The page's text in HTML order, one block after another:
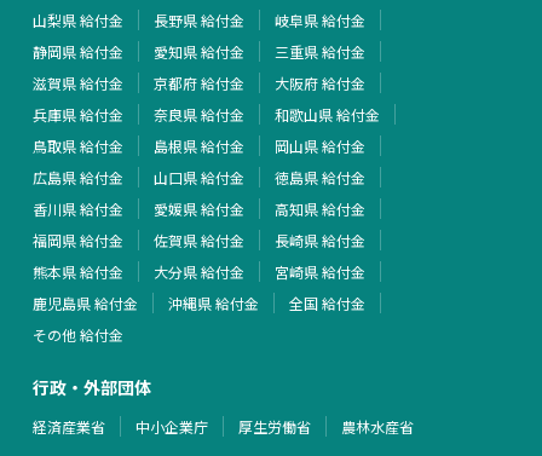
山梨県 給付金
長野県 給付金
岐阜県 給付金
静岡県 給付金
愛知県 給付金
三重県 給付金
滋賀県 給付金
京都府 給付金
大阪府 給付金
兵庫県 給付金
奈良県 給付金
和歌山県 給付金
鳥取県 給付金
島根県 給付金
岡山県 給付金
広島県 給付金
山口県 給付金
徳島県 給付金
香川県 給付金
愛媛県 給付金
高知県 給付金
福岡県 給付金
佐賀県 給付金
長崎県 給付金
熊本県 給付金
大分県 給付金
宮崎県 給付金
鹿児島県 給付金
沖縄県 給付金
全国 給付金
その他 給付金
行政・外部団体
経済産業省 中小企業庁 厚生労働省 農林水産省